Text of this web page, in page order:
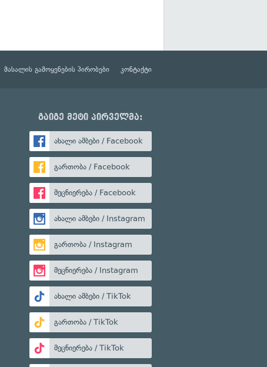
მასალის გამოყენების პირობები კონტაქტი
გაიგე მეტი პირველმა:
ახალი ამბები / Facebook
გართობა / Facebook
მეცნიერება / Facebook
ახალი ამბები / Instagram
გართობა / Instagram
მეცნიერება / Instagram
ახალი ამბები / TikTok
გართობა / TikTok
მეცნიერება / TikTok